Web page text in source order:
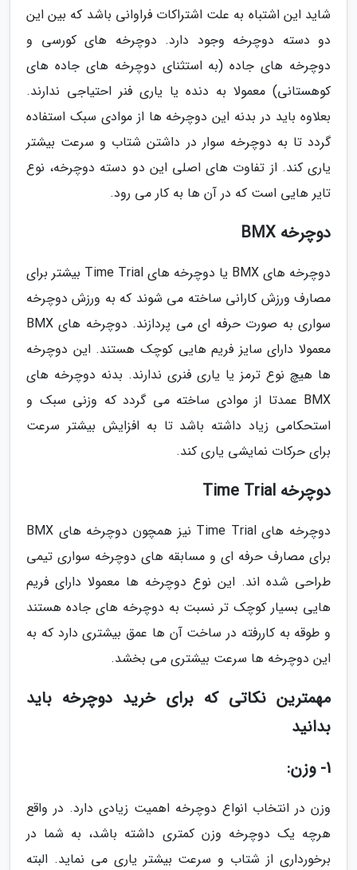
شاید این اشتباه به علت اشتراکات فراوانی باشد که بین این
دو دسته دوچرخه وجود دارد. دوچرخه های کورسی و
دوچرخه های جاده (به استثنای دوچرخه های جاده های
کوهستانی) معمولا به دنده یا یاری فنر احتیاجی ندارند.
بعلاوه باید در بدنه این دوچرخه ها از موادی سبک استفاده
گردد تا به دوچرخه سوار در داشتن شتاب و سرعت بیشتر
یاری کند. از تفاوت های اصلی این دو دسته دوچرخه، نوع
تایر هایی است که در آن ها به کار می رود.
دوچرخه BMX
دوچرخه های BMX یا دوچرخه های Time Trial بیشتر برای
مصارف ورزش کارانی ساخته می شوند که به ورزش دوچرخه
سواری به صورت حرفه ای می پردازند. دوچرخه های BMX
معمولا دارای سایز فریم هایی کوچک هستند. این دوچرخه
ها هیچ نوع ترمز یا یاری فنری ندارند. بدنه دوچرخه های
BMX عمدتا از موادی ساخته می گردد که وزنی سبک و
استحکامی زیاد داشته باشد تا به افزایش بیشتر سرعت
برای حرکات نمایشی یاری کند.
دوچرخه Time Trial
دوچرخه های Time Trial نیز همچون دوچرخه های BMX
برای مصارف حرفه ای و مسابقه های دوچرخه سواری تیمی
طراحی شده اند. این نوع دوچرخه ها معمولا دارای فریم
هایی بسیار کوچک تر نسبت به دوچرخه های جاده هستند
و طوقه به کاررفته در ساخت آن ها عمق بیشتری دارد که به
این دوچرخه ها سرعت بیشتری می بخشد.
مهمترین نکاتی که برای خرید دوچرخه باید
بدانید
1- وزن:
وزن در انتخاب انواع دوچرخه اهمیت زیادی دارد. در واقع
هرچه یک دوچرخه وزن کمتری داشته باشد، به شما در
برخورداری از شتاب و سرعت بیشتر یاری می نماید. البته